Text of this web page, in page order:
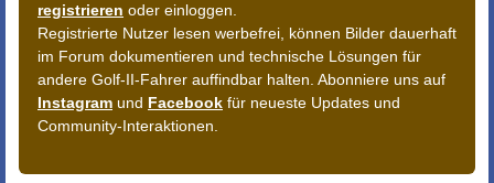
registrieren oder einloggen.
Registrierte Nutzer lesen werbefrei, können Bilder dauerhaft
im Forum dokumentieren und technische Lösungen für
andere Golf-II-Fahrer auffindbar halten. Abonniere uns auf
Instagram und Facebook für neueste Updates und
Community-Interaktionen.